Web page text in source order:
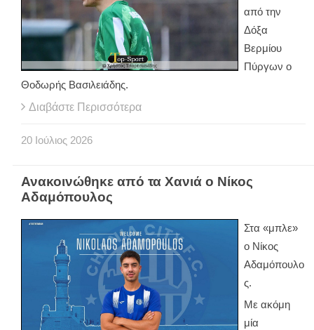
από την
Δόξα
Βερμίου
Πύργων ο
Θοδωρής Βασιλειάδης.
Διαβάστε Περισσότερα
20 Ιούλιος 2026
Ανακοινώθηκε από τα Χανιά ο Νίκος
Αδαμόπουλος
Στα «μπλε»
ο Νίκος
Αδαμόπουλο
ς.
Με ακόμη
μία